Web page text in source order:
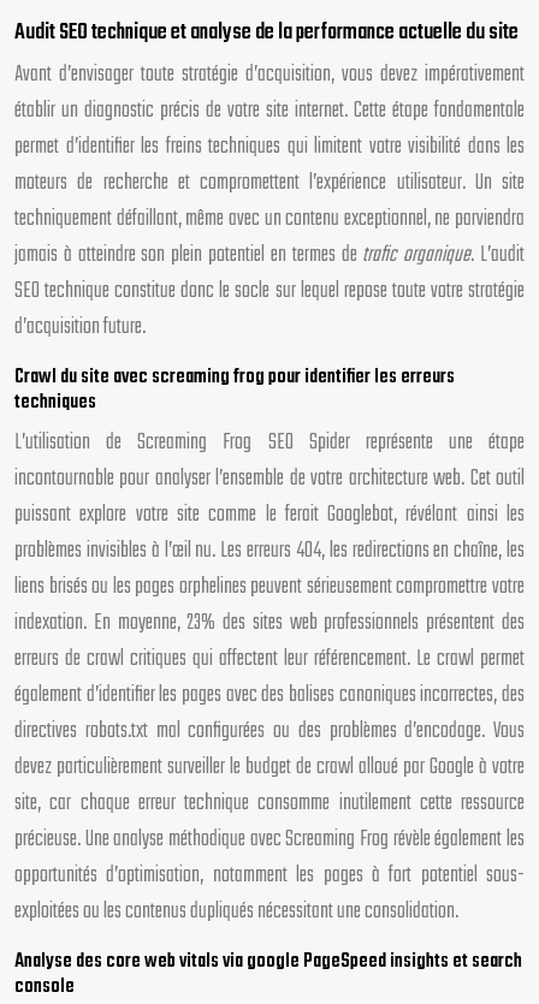
Audit SEO technique et analyse de la performance actuelle du site
Avant d’envisager toute stratégie d’acquisition, vous devez impérativement
établir un diagnostic précis de votre site internet. Cette étape fondamentale
permet d’identifier les freins techniques qui limitent votre visibilité dans les
moteurs de recherche et compromettent l’expérience utilisateur. Un site
techniquement défaillant, même avec un contenu exceptionnel, ne parviendra
jamais à atteindre son plein potentiel en termes detrafic organique. L’audit
SEO technique constitue donc le socle sur lequel repose toute votre stratégie
d’acquisition future.
Crawl du site avec screaming frog pour identifier les erreurs
techniques
L’utilisation de Screaming Frog SEO Spider représente une étape
incontournable pour analyser l’ensemble de votre architecture web. Cet outil
puissant explore votre site comme le ferait Googlebot, révélant ainsi les
problèmes invisibles à l’œil nu. Les erreurs 404, les redirections en chaîne, les
liens brisés ou les pages orphelines peuvent sérieusement compromettre votre
indexation. En moyenne, 23% des sites web professionnels présentent des
erreurs de crawl critiques qui affectent leur référencement. Le crawl permet
également d’identifier les pages avec des balises canoniques incorrectes, des
directives robots.txt mal configurées ou des problèmes d’encodage. Vous
devez particulièrement surveiller le budget de crawl alloué par Google à votre
site, car chaque erreur technique consomme inutilement cette ressource
précieuse. Une analyse méthodique avec Screaming Frog révèle également les
opportunités d’optimisation, notamment les pages à fort potentiel sous-
exploitées ou les contenus dupliqués nécessitant une consolidation.
Analyse des core web vitals via google PageSpeed insights et search
console